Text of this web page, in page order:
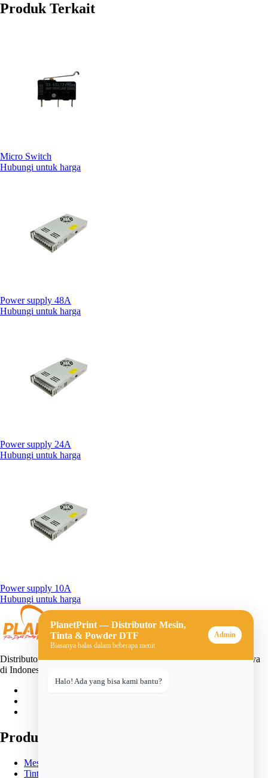
Produk Terkait
Micro Switch
Hubungi untuk harga
Power supply 48A
Hubungi untuk harga
Power supply 24A
Hubungi untuk harga
Power supply 10A
Hubungi untuk harga
Distributor mesin, tinta, dan powder DTF (Direct-to-Film) terpercaya
di Indonesia. Solusi lengkap untuk usaha sablon digital Anda.
Produk
Mesin DTF
Tinta DTF
PlanetPrint — Distributor Mesin,
Tinta & Powder DTF
Biasanya balas dalam beberapa menit
Admin
Halo! Ada yang bisa kami bantu?